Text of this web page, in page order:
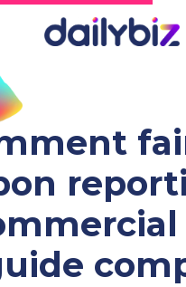
CRM
Gestion de projets
ACTUALITÉS
QUI SOMMES-